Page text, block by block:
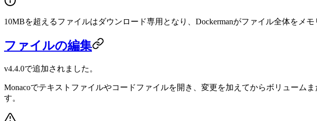
10MBを超えるファイルはダウンロード専用となり、Dockermanがファイル全体をメモ
ファイルの編集
v4.4.0で追加されました。
Monacoでテキストファイルやコードファイルを開き、変更を加えてからボリューム
す。